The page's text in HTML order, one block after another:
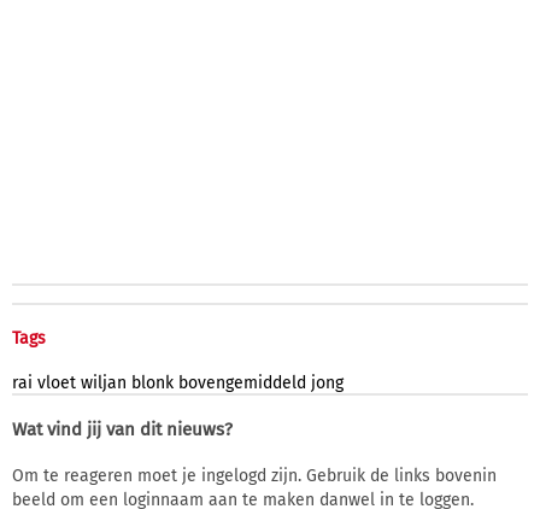
Tags
rai vloet wiljan blonk bovengemiddeld jong
Wat vind jij van dit nieuws?
Om te reageren moet je ingelogd zijn. Gebruik de links bovenin
beeld om een loginnaam aan te maken danwel in te loggen.